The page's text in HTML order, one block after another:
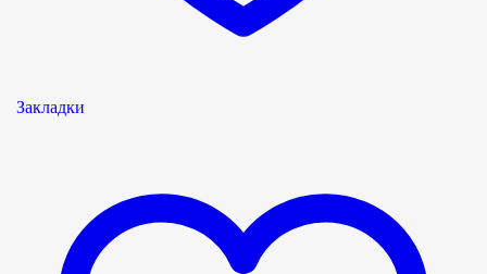
Закладки